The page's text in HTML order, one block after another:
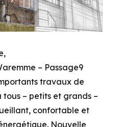
– Passage9
travaux de
– petits et grands –
confortable et
Nouvelle